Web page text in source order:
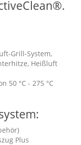
Grill-System,
Heißluft
50 °C - 275 °C
Plus